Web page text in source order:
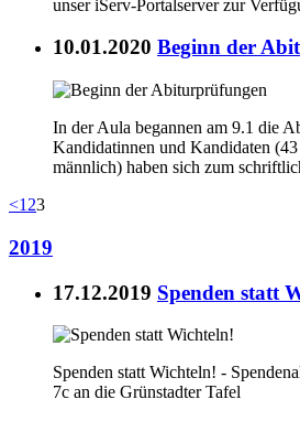
unser iServ-Portalserver zur
10.01.2020 Beginn der
In der Aula begannen am 9.1 die
Kandidatinnen und Kandidaten
männlich) haben sich zum
<1 23
2019
17.12.2019 Spenden statt
Spenden statt Wichteln! -
7c an die Grünstadter Tafel